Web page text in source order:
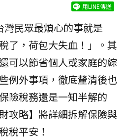
用LINE傳送
民眾最煩心的事就是
了，荷包大失血！」。其
可以節省個人或家庭的綜
例外事項，徹底釐清後也
險稅務還是一知半解的
攻略】將詳細拆解保險與
稅平安！